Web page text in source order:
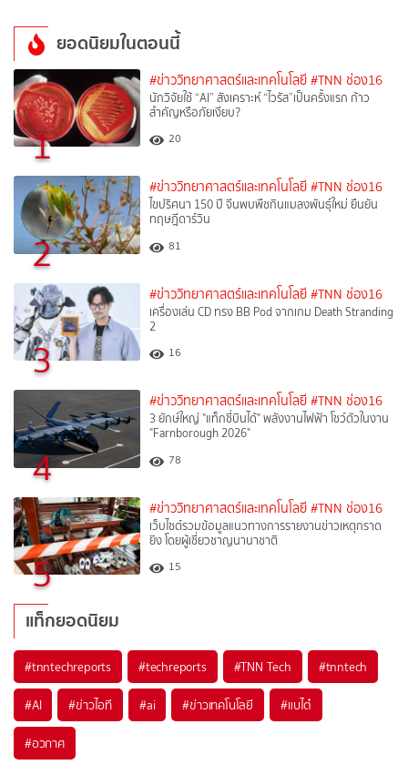
ยอดนิยมในตอนนี้
1
#ข่าววิทยาศาสตร์และเทคโนโลยี #TNN ช่อง16
นักวิจัยใช้ “AI” สังเคราะห์ “ไวรัส”เป็นครั้งแรก ก้าว
สำคัญหรือภัยเงียบ?
20
2
#ข่าววิทยาศาสตร์และเทคโนโลยี #TNN ช่อง16
ไขปริศนา 150 ปี จีนพบพืชกินแมลงพันธุ์ใหม่ ยืนยัน
ทฤษฎีดาร์วิน
81
3
#ข่าววิทยาศาสตร์และเทคโนโลยี #TNN ช่อง16
เครื่องเล่น CD ทรง BB Pod จากเกม Death Stranding
2
16
4
#ข่าววิทยาศาสตร์และเทคโนโลยี #TNN ช่อง16
3 ยักษ์ใหญ่ "แท็กซี่บินได้" พลังงานไฟฟ้า โชว์ตัวในงาน
"Farnborough 2026"
78
5
#ข่าววิทยาศาสตร์และเทคโนโลยี #TNN ช่อง16
เว็บไซต์รวมข้อมูลแนวทางการรายงานข่าวเหตุกราด
ยิง โดยผู้เชี่ยวชาญนานาชาติ
15
แท็กยอดนิยม
#tnntechreports #techreports #TNN Tech #tnntech
#AI #ข่าวไอที #ai #ข่าวเทคโนโลยี #แบไต๋
#อวกาศ